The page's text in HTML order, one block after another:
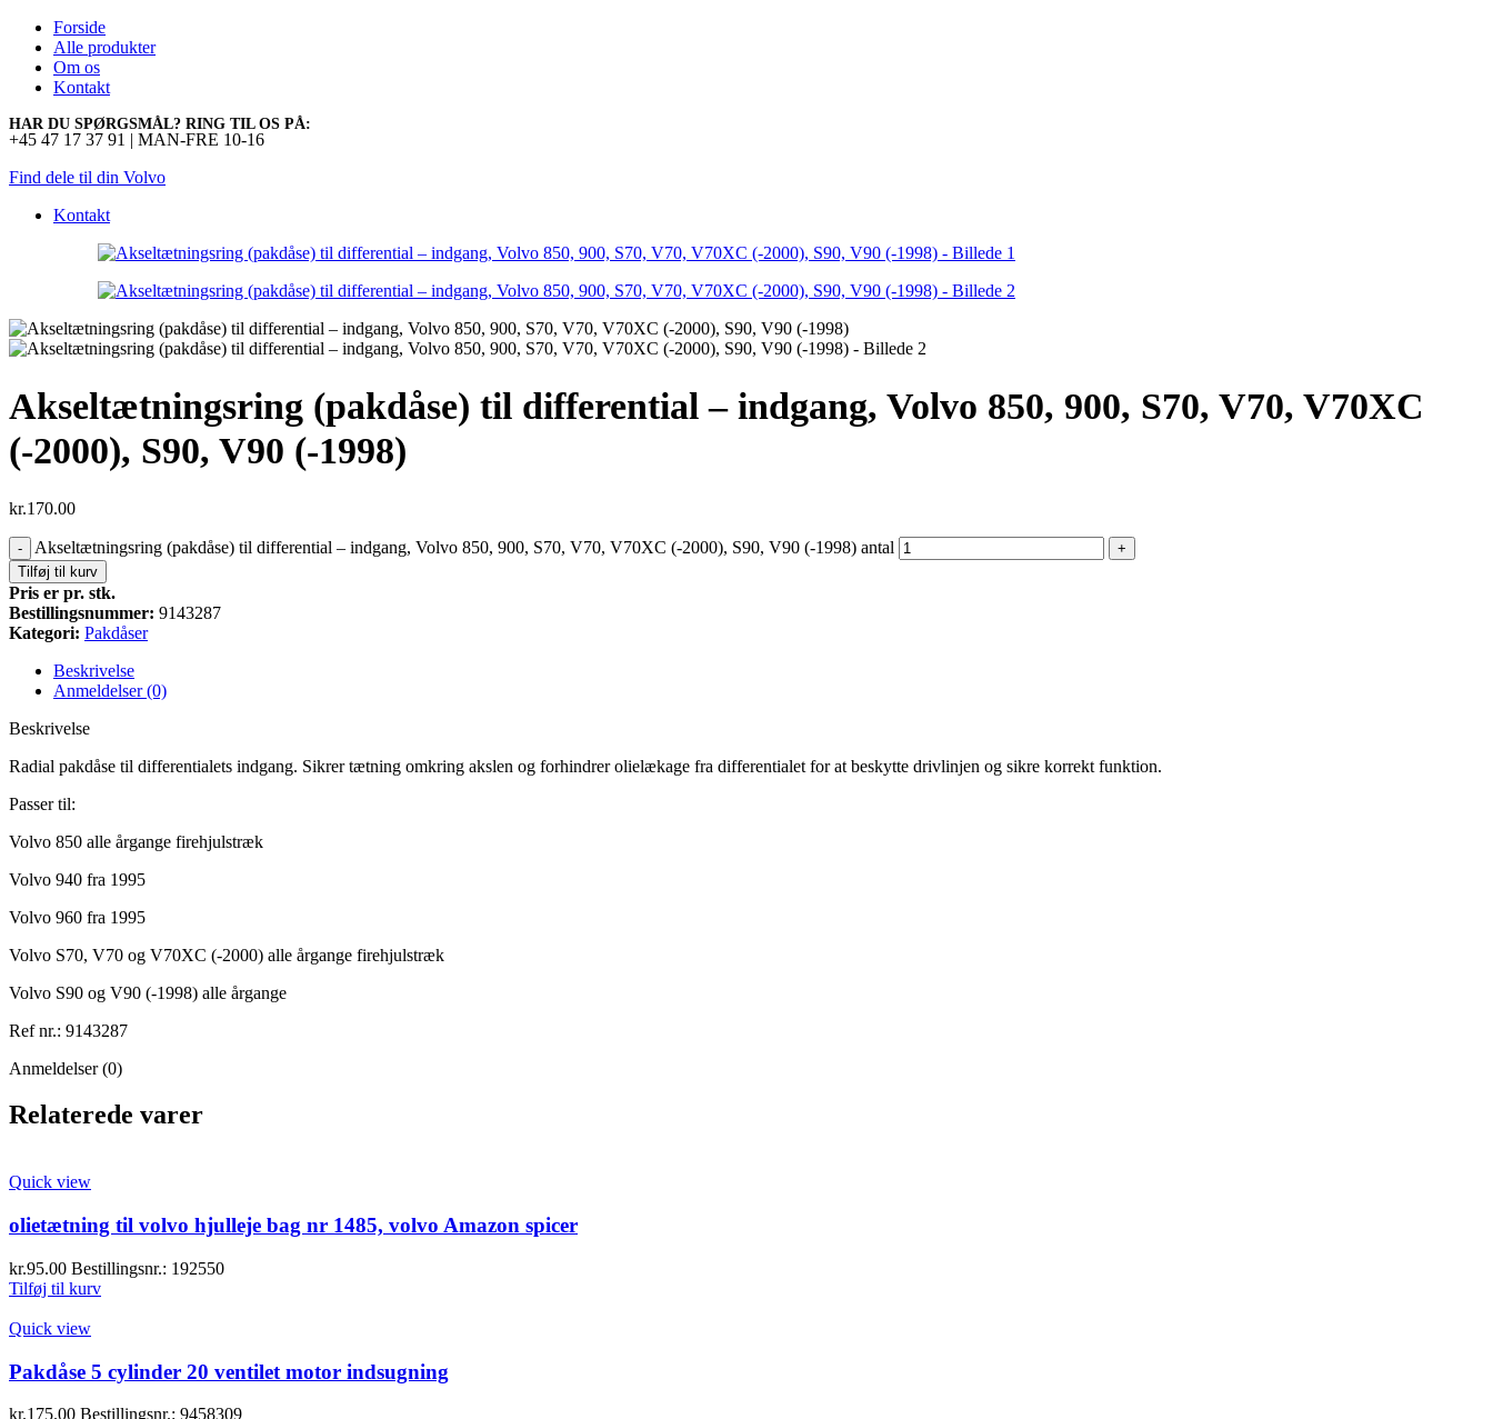
Forside
Alle produkter
Om os
Kontakt
HAR DU SPØRGSMÅL? RING TIL OS PÅ:
+45 47 17 37 91 | MAN-FRE 10-16
Find dele til din Volvo
Kontakt
Akseltætningsring (pakdåse) til differential – indgang, Volvo 850, 900, S70, V70, V70XC
(-2000), S90, V90 (-1998)
kr.170.00
- Akseltætningsring (pakdåse) til differential – indgang, Volvo 850, 900, S70, V70, V70XC (-2000), S90, V90 (-1998) antal
+
Tilføj til kurv
Pris er pr. stk.
Bestillingsnummer: 9143287
Kategori: Pakdåser
Beskrivelse
Anmeldelser (0)
Beskrivelse
Radial pakdåse til differentialets indgang. Sikrer tætning omkring akslen og forhindrer olielækage fra differentialet for at beskytte drivlinjen og sikre korrekt funktion.
Passer til:
Volvo 850 alle årgange firehjulstræk
Volvo 940 fra 1995
Volvo 960 fra 1995
Volvo S70, V70 og V70XC (-2000) alle årgange firehjulstræk
Volvo S90 og V90 (-1998) alle årgange
Ref nr.: 9143287
Anmeldelser (0)
Relaterede varer
Quick view
olietætning til volvo hjulleje bag nr 1485, volvo Amazon spicer
kr.95.00 Bestillingsnr.: 192550
Tilføj til kurv
Quick view
Pakdåse 5 cylinder 20 ventilet motor indsugning
kr.175.00 Bestillingsnr.: 9458309